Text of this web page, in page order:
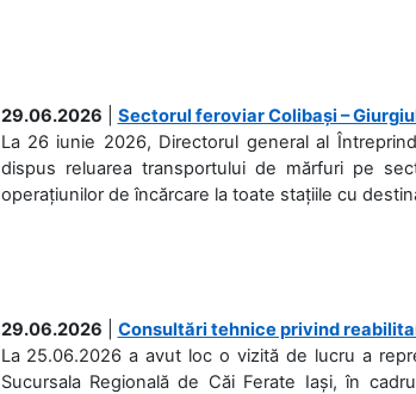
29.06.2026
Sectorul feroviar Colibași –
La 26 iunie 2026, Directorul general al
dispus reluarea transportului de mărfuri pe
operațiunilor de încărcare la toate stațiile cu
29.06.2026
Consultări tehnice privind
La 25.06.2026 a avut loc o vizită de lucru a
Sucursala Regională de Căi Ferate Iași, în